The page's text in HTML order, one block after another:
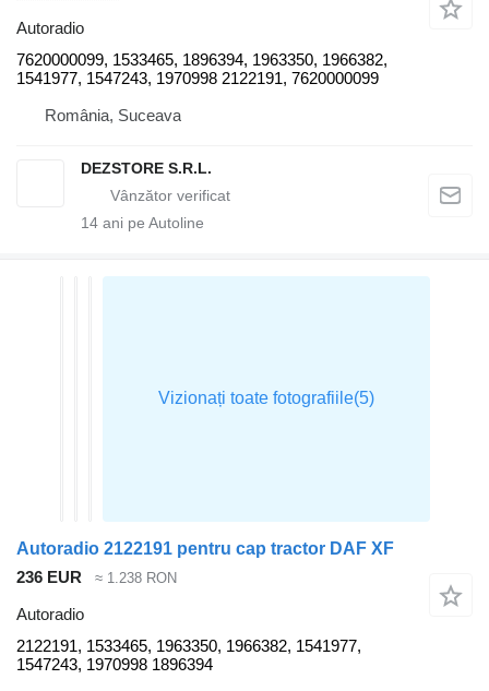
Autoradio
7620000099, 1533465, 1896394, 1963350, 1966382,
1541977, 1547243, 1970998 2122191, 7620000099
România, Suceava
DEZSTORE S.R.L.
14 ani pe Autoline
Autoradio 2122191 pentru cap tractor DAF XF
236 EUR
≈ 1.238 RON
Autoradio
2122191, 1533465, 1963350, 1966382, 1541977,
1547243, 1970998 1896394